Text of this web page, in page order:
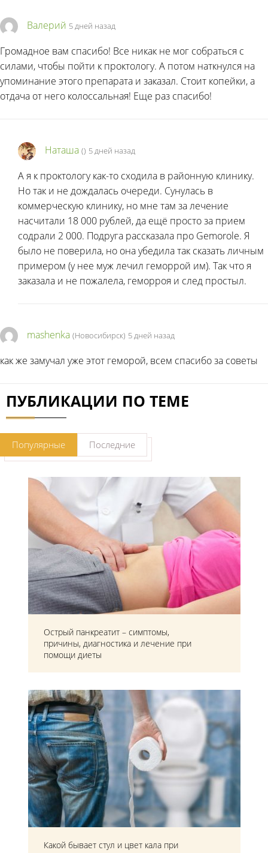
Валерий 5 дней назад
Громадное вам спасибо! Все никак не мог собраться с
силами, чтобы пойти к проктологу. А потом наткнулся на
упоминание этого препарата и заказал. Стоит копейки, а
отдача от него колоссальная! Еще раз спасибо!
Наташа () 5 дней назад
А я к проктологу как-то сходила в районную клинику.
Но так и не дождалась очереди. Сунулась в
коммерческую клинику, но мне там за лечение
насчитали 18 000 рублей, да ещё просто за прием
содрали 2 000. Подруга рассказала про Gemorole. Я
было не поверила, но она убедила так сказать личным
примером (у нее муж лечил геморрой им). Так что я
заказала и не пожалела, геморроя и след простыл.
mashenka (Новосибирск) 5 дней назад
как же замучал уже этот геморой, всем спасибо за советы
ПУБЛИКАЦИИ ПО ТЕМЕ
Популярные Последние
Острый панкреатит – симптомы,
причины, диагностика и лечение при
помощи диеты
Какой бывает стул и цвет кала при